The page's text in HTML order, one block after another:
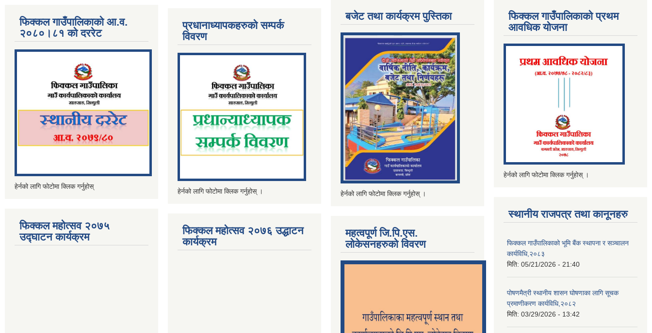
फिक्कल गाउँपालिकाको आ.व.
२०८०।८१ को दररेट
हेर्नको लागि फोटोमा क्लिक गर्नुहोस्
फिक्कल महोत्सव २०७५
उद्घाटन कार्यक्रम
प्रधानाध्यापकहरुको सम्पर्क
विवरण
हेर्नको लागि फोटोमा क्लिक गर्नुहोस् ।
फिक्कल महोत्सव २०७६ उद्धाटन
कार्यक्रम
बजेट तथा कार्यक्रम पुस्तिका
हेर्नको लागि फोटोमा क्लिक गर्नुहोस् ।
महत्वपूर्ण जि.पि.एस.
लोकेसनहरुको विवरण
फिक्कल गाउँपालिकाको प्रथम
आवधिक योजना
हेर्नको लागि फोटोमा क्लिक गर्नुहोस् ।
स्थानीय राजपत्र तथा कानूनहरु
फिक्‍कल गाउँपालिकाको भूमि बैंक स्थापना र सञ्‍चालन
कार्यविधि,२०८३
मिति: 05/21/2026 - 21:40
पोषणमैत्री स्थानीय शासन घोषणाका लागि सूचक
प्रमाणीकरण कार्यविधि,२०८२
मिति: 03/29/2026 - 13:42